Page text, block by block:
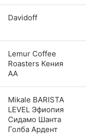
Davidoff
Lemur Coffee
Roasters Кения
AА
Mikale BARISTA
LEVEL Эфиопия
Сидамо Шанта
Голба Ардент